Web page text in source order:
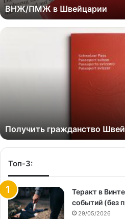
ВНЖ/ПМЖ в Швейцарии
Получить гражданство
Топ-3:
Теракт в
событий (без
29/05/2026